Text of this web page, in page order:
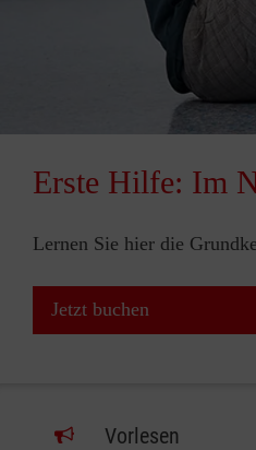
Erste Hilfe: Im
Lernen Sie hier die
Jetzt buchen
Vorlesen